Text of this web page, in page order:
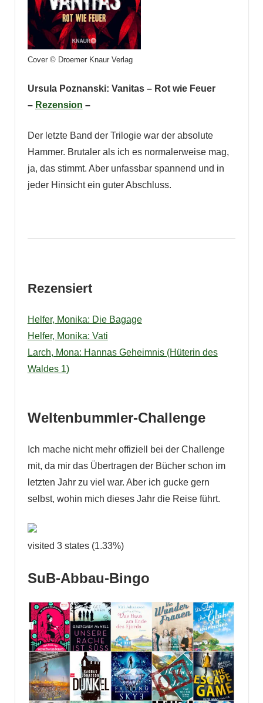
Cover © Droemer Knaur Verlag
Ursula Poznanski: Vanitas – Rot wie Feuer
– Rezension –
Der letzte Band der Trilogie war der absolute
Hammer. Brutaler als ich es normalerweise mag,
ja, das stimmt. Aber unfassbar spannend und in
jeder Hinsicht ein guter Abschluss.
Rezensiert
Helfer, Monika: Die Bagage
Helfer, Monika: Vati
Larch, Mona: Hannas Geheimnis (Hüterin des
Waldes 1)
Weltenbummler-Challenge
Ich mache nicht mehr offiziell bei der Challenge
mit, da mir das Übertragen der Bücher schon im
letzten Jahr zu viel war. Aber ich gucke gern
selbst, wohin mich dieses Jahr die Reise führt.
visited 3 states (1.33%)
SuB-Abbau-Bingo